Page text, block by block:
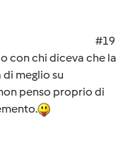
#19
con chi diceva che la
di meglio su
penso proprio di